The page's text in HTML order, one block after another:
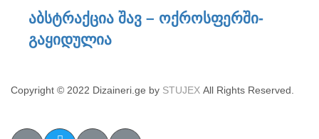
აბსტრაქცია შავ – ოქროსფერში-
გაყიდულია
Copyright © 2022 Dizaineri.ge by STUJEX All Rights Reserved.